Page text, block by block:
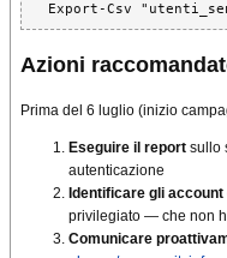
Export-Csv
Azioni
Prima del 6 luglio (inizio
Eseguire il report sullo
autenticazione
Identificare gli
privilegiato — che non
Comunicare